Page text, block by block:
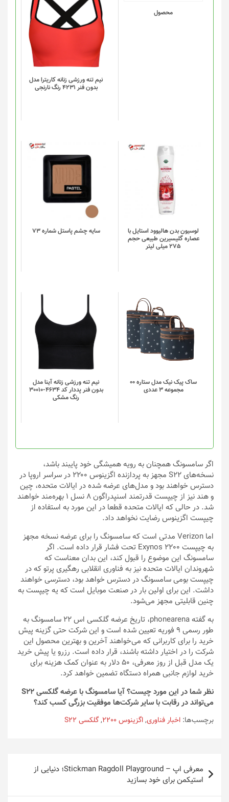
شوند
محصول
نیم تنه ورزشی زنانه کاریترا مدل
بدون فنر 4231 رنگ نارنجی
این
محصول
دارای
مختلفی
باشد.
گزینه
ها
محصول
انتخاب
شوند
لوسیون بدن هالیوود استایل با
عصاره گلیسیرین طبیعی حجم
275 میلی لیتر
سایه چشم پاستل شماره 73
ساک پیک نیک مدل ستاره 00
مجموعه 3 عددی
این
محصول
دارای
انواع
مختلفی
گزینه
ها
محصول
انتخاب
شوند
نیم تنه ورزشی زنانه آینا مدل
بدون فنر پددار کد 4634-30010
رنگ مشکی
محصول
دارای
باشد.
گزینه
ها
ممکن
محصول
انتخاب
شوند
اگر سامسونگ همچنان به رویه همیشگی خود پایبند باشد،
نسخه‌های S22 مجهز به پردازنده اگزینوس ۲۲۰۰ در سراسر اروپا در
دسترس خواهند بود و مدل‌های عرضه شده در ایالات متحده، چین
و هند نیز از چیپست قدرتمند اسنپدراگون ۸ نسل ۱ بهر‌ه‌مند خواهند
شد. در حالی که ایالات متحده قطعا در این مورد به استفاده از
چیپست اگزینوس رضایت نخواهد داد.
اما Verizon مدتی است که سامسونگ را برای عرضه نسخه مجهز
به چیپست Exynos 2200 تحت فشار قرار داده است. اگر
سامسونگ این موضوع را قبول کند، این بدان معناست که
شهروندان ایالات متحده نیز به فناوری انقلابی رهگیری پرتو که در
چیپست بومی سامسونگ در دسترس خواهد بود، دسترسی خواهند
داشت. این برای اولین بار در صنعت موبایل است که یه چیپست به
چنین قابلیتی مجهز می‌شود.
به گفته phonearena، تاریخ عرضه گلکسی اس ۲۲ سامسونگ به
طور رسمی ۹ فوریه تعیین شده است و این شرکت حتی گزینه پیش
خرید را برای کاربرانی که می‌خواهند آخرین و بهترین محصول این
شرکت را در اختیار داشته باشند، قرار داده است. رزرو یا پیش خرید
یک مدل قبل از روز معرفی، ۵۰ دلار به عنوان کمک هزینه برای
خرید لوازم جانبی همراه دستگاه تضمین خواهد کرد.
نظر شما در این مورد چیست؟ آیا سامسونگ با عرضه گلکسی S22
می‌تواند در رقابت با سایر شرکت‌ها موفقیت بزرگی کسب کند؟
برچسب‌ها: اخبار فناوری,اگزینوس 2200 ,گلکسی S22
راهبری
نوشته
معرفی اپ – Stickman Ragdoll Playground؛ دنیایی از
استیکمن برای خود بسازید